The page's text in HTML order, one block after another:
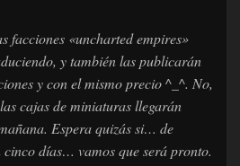
facciones «uncharted empires»
y también las publicarán
y con el mismo precio ^_^. No,
cajas de miniaturas llegarán
Espera quizás si… de
cinco días… vamos que será pronto.